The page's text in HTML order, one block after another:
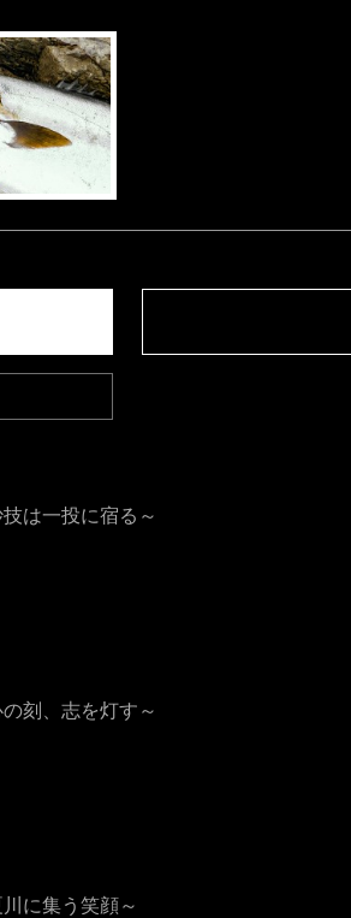
は一投に宿る～
刻、志を灯す～
に集う笑顔～